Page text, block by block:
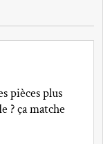
pièces plus
? ça matche